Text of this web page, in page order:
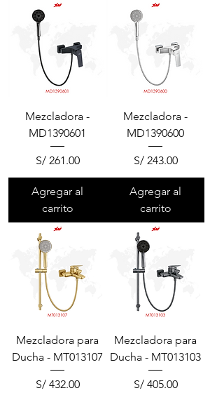
Mezcladora -
MD1390601
Precio
S/ 261.00
Agregar al
carrito
Mezcladora -
MD1390600
Precio
S/ 243.00
Agregar al
carrito
Mezcladora para
Ducha - MT013107
Precio
S/ 432.00
Mezcladora para
Ducha - MT013103
Precio
S/ 405.00